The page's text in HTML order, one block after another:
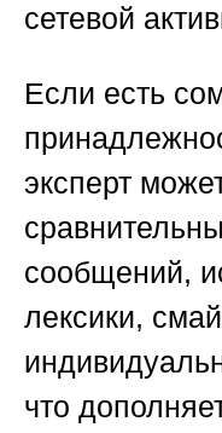
сетевой
Если есть
эксперт
сообщений,
лексики,
что